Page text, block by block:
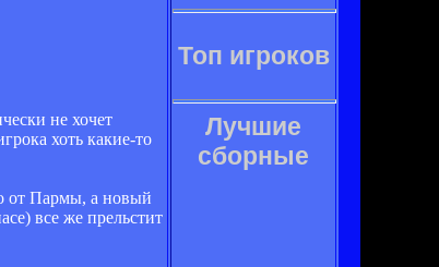
не хочет
хоть какие-то
от Пармы, а новый
все же прельстит
Топ игроков
Лучшие
сборные